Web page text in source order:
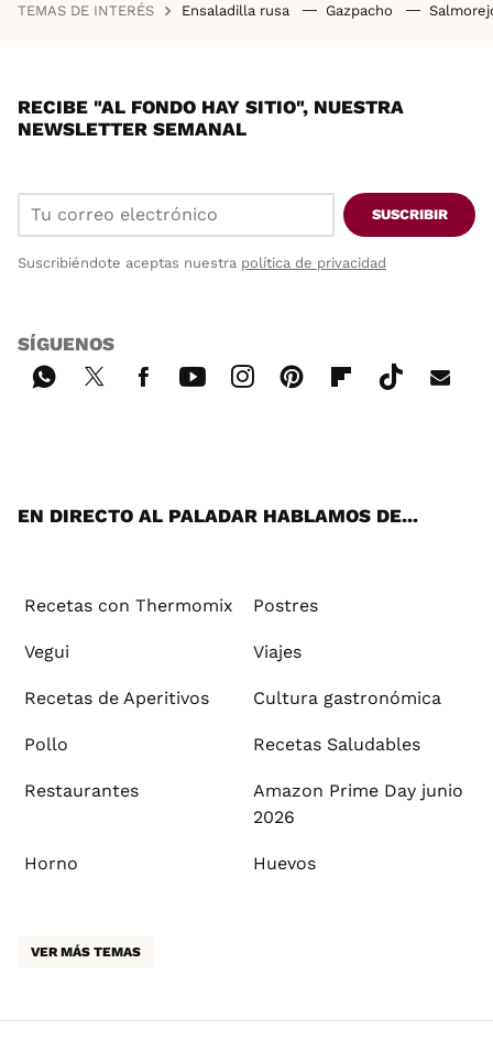
TEMAS DE INTERÉS Ensaladilla rusa Gazpacho
RECIBE "AL FONDO HAY SITIO", NUESTRA
NEWSLETTER SEMANAL
SUSCRIBIR
Suscribiéndote aceptas nuestra política de privacidad
SÍGUENOS
EN DIRECTO AL PALADAR HABLAMOS DE...
Recetas con Thermomix Postres
Vegui Viajes
Recetas de Aperitivos Cultura gastronómica
Pollo Recetas Saludables
Restaurantes
Amazon Prime Day junio
2026
Horno Huevos
VER MÁS TEMAS